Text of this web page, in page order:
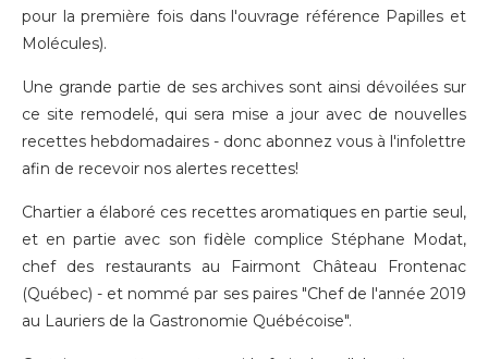
pour la première fois dans l'ouvrage référence Papilles et
Molécules).
Une grande partie de ses archives sont ainsi dévoilées sur
ce site remodelé, qui sera mise a jour avec de nouvelles
recettes hebdomadaires - donc abonnez vous à l'infolettre
afin de recevoir nos alertes recettes!
Chartier a élaboré ces recettes aromatiques en partie seul,
et en partie avec son fidèle complice Stéphane Modat,
chef des restaurants au Fairmont Château Frontenac
(Québec) - et nommé par ses paires "Chef de l'année 2019
au Lauriers de la Gastronomie Québécoise".